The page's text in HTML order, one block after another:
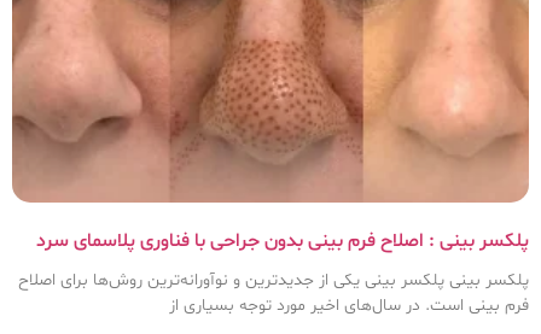
پلکسر بینی : اصلاح فرم بینی بدون جراحی با فناوری پلاسمای سرد
پلکسر بینی پلکسر بینی یکی از جدیدترین و نوآورانه‌ترین روش‌ها برای اصلاح
فرم بینی است. در سال‌های اخیر مورد توجه بسیاری از